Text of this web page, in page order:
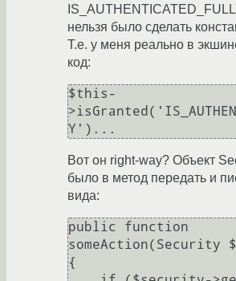
нельзя было сделать
Т.е. у меня реально в
код:
$this-
Вот он right-way? Объект
было в метод передать и
вида:
public function
someAction(Security
{